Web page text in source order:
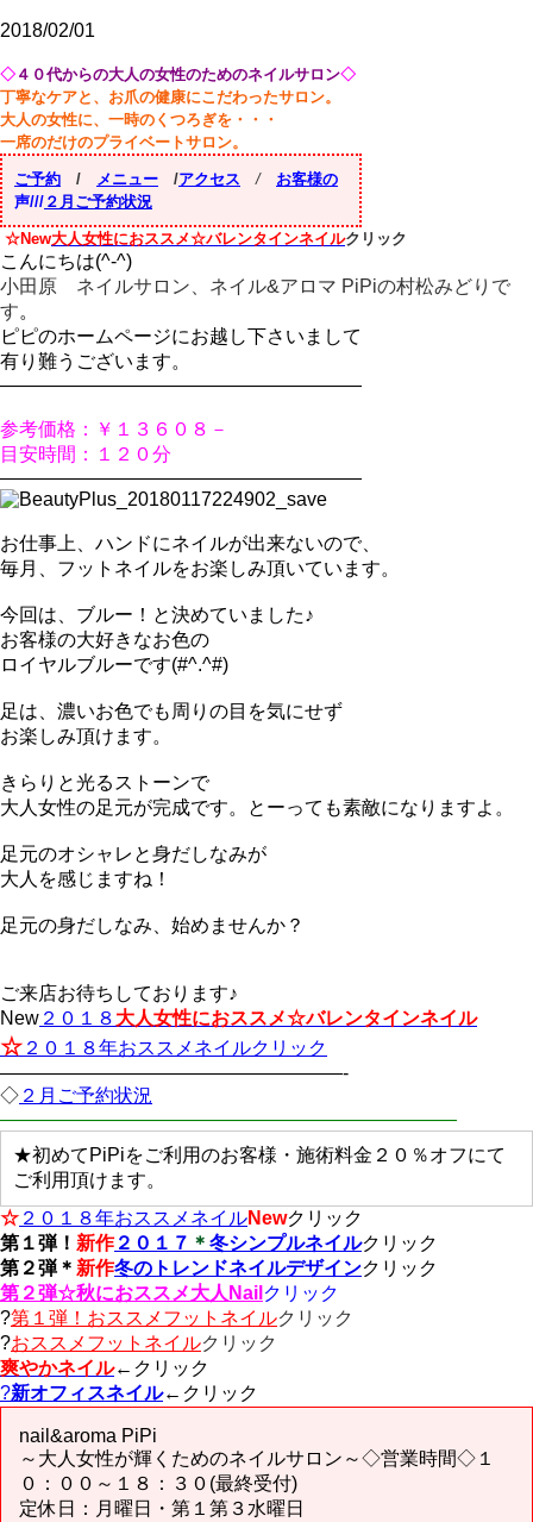
2018/02/01
◇ ４０代からの大人の女性のためのネイルサロン◇
丁寧なケアと、お爪の健康にこだわったサロン。
大人の女性に、一時のくつろぎを・・・
一席のだけのプライベートサロン。
ご予約 / メニュー /アクセス / お客様の
声/// ２月ご予約状況
☆New大人女性におススメ☆バレンタインネイルクリック
こんにちは(^-^)
小田原 ネイルサロン、ネイル&アロマ PiPiの村松みどりで
す。
ピピのホームページにお越し下さいまして
有り難うございます。
———————————————————
参考価格：￥１３６０８－
目安時間：１２０分
———————————————————
お仕事上、ハンドにネイルが出来ないので、
毎月、フットネイルをお楽しみ頂いています。
今回は、ブルー！と決めていました♪
お客様の大好きなお色の
ロイヤルブルーです(#^.^#)
足は、濃いお色でも周りの目を気にせず
お楽しみ頂けます。
きらりと光るストーンで
大人女性の足元が完成です。とーっても素敵になりますよ。
足元のオシャレと身だしなみが
大人を感じますね！
足元の身だしなみ、始めませんか？
ご来店お待ちしております♪
New ２０１８ 大人女性におススメ☆バレンタインネイル
☆ ２０１８年おススメネイルクリック
——————————————————-
◇ ２月ご予約状況
————————————————————————
★初めてPiPiをご利用のお客様・施術料金２０％オフにて
ご利用頂けます。
☆ ２０１８年おススメネイルNewクリック
第１弾！ 新作２０１７ ＊ 冬シンプルネイルクリック
第２弾＊ 新作冬のトレンドネイルデザインクリック
第２弾☆秋におススメ大人Nail クリック
?第１弾！おススメフットネイルクリック
?おススメフットネイルクリック
爽やかネイル←クリック
?新オフィスネイル←クリック
nail&aroma PiPi
～大人女性が輝くためのネイルサロン～◇営業時間◇１
０：００～１８：３０(最終受付)
定休日：月曜日・第１第３水曜日